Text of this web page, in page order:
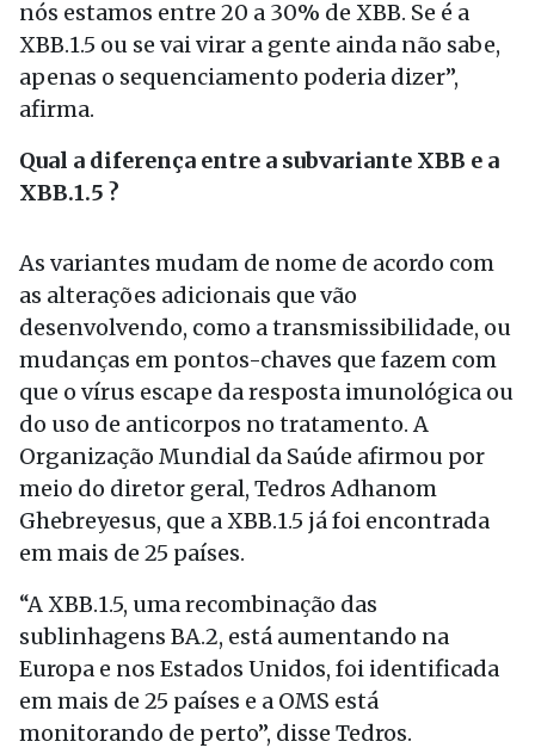
nós estamos entre 20 a 30% de XBB. Se é a
XBB.1.5 ou se vai virar a gente ainda não sabe,
apenas o sequenciamento poderia dizer”,
afirma.
Qual a diferença entre a subvariante XBB e a
XBB.1.5 ?
As variantes mudam de nome de acordo com
as alterações adicionais que vão
desenvolvendo, como a transmissibilidade, ou
mudanças em pontos-chaves que fazem com
que o vírus escape da resposta imunológica ou
do uso de anticorpos no tratamento. A
Organização Mundial da Saúde afirmou por
meio do diretor geral, Tedros Adhanom
Ghebreyesus, que a XBB.1.5 já foi encontrada
em mais de 25 países.
“A XBB.1.5, uma recombinação das
sublinhagens BA.2, está aumentando na
Europa e nos Estados Unidos, foi identificada
em mais de 25 países e a OMS está
monitorando de perto”, disse Tedros.